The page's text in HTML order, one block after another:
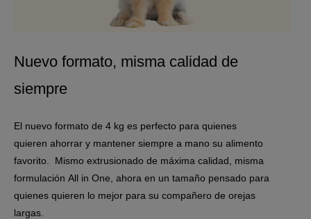
Nuevo formato, misma calidad de
siempre
El nuevo formato de 4 kg es perfecto para quienes
quieren ahorrar y mantener siempre a mano su alimento
favorito. Mismo extrusionado de máxima calidad, misma
formulación All in One, ahora en un tamaño pensado para
quienes quieren lo mejor para su compañero de orejas
largas.